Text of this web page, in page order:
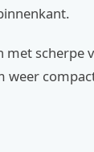
met scherpe
weer